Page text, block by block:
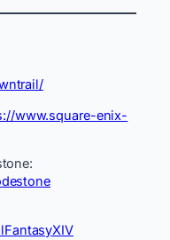
www.square-enix-